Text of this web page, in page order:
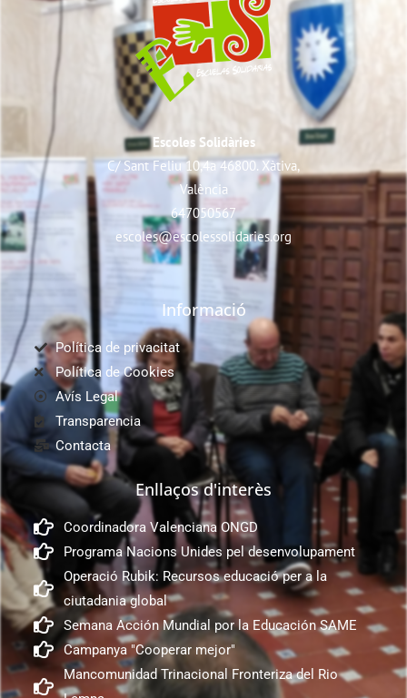
Escoles Solidàries
C/ Sant Feliu 10,4a 46800. Xàtiva,
València
647050567
escoles@escolessolidaries.org
Informació
Política de privacitat
Política de Cookies
Avís Legal
Transparencia
Contacta
Enllaços d'interès
Coordinadora Valenciana ONGD
Programa Nacions Unides pel desenvolupament
Operació Rubik: Recursos educació per a la
ciutadania global
Semana Acción Mundial por la Educación SAME
Campanya "Cooperar mejor"
Mancomunidad Trinacional Fronteriza del Rio